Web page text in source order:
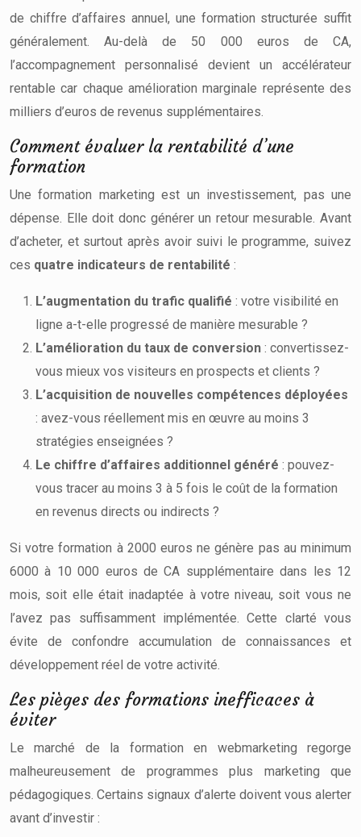
de chiffre d’affaires annuel, une formation structurée suffit
généralement. Au-delà de 50 000 euros de CA,
l’accompagnement personnalisé devient un accélérateur
rentable car chaque amélioration marginale représente des
milliers d’euros de revenus supplémentaires.
Comment évaluer la rentabilité d’une
formation
Une formation marketing est un investissement, pas une
dépense. Elle doit donc générer un retour mesurable. Avant
d’acheter, et surtout après avoir suivi le programme, suivez
ces quatre indicateurs de rentabilité :
L’augmentation du trafic qualifié : votre visibilité en
ligne a-t-elle progressé de manière mesurable ?
L’amélioration du taux de conversion : convertissez-
vous mieux vos visiteurs en prospects et clients ?
L’acquisition de nouvelles compétences déployées
: avez-vous réellement mis en œuvre au moins 3
stratégies enseignées ?
Le chiffre d’affaires additionnel généré : pouvez-
vous tracer au moins 3 à 5 fois le coût de la formation
en revenus directs ou indirects ?
Si votre formation à 2000 euros ne génère pas au minimum
6000 à 10 000 euros de CA supplémentaire dans les 12
mois, soit elle était inadaptée à votre niveau, soit vous ne
l’avez pas suffisamment implémentée. Cette clarté vous
évite de confondre accumulation de connaissances et
développement réel de votre activité.
Les pièges des formations inefficaces à
éviter
Le marché de la formation en webmarketing regorge
malheureusement de programmes plus marketing que
pédagogiques. Certains signaux d’alerte doivent vous alerter
avant d’investir :